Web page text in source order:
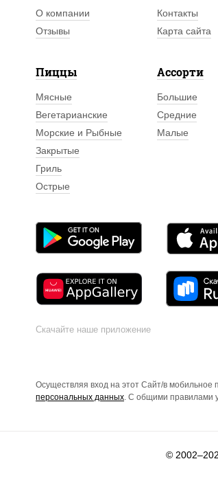
О компании Контакты
Отзывы
Карта сайта
Пиццы
Мясные
Вегетарианские
Морские и Рыбные
Закрытые
Гриль
Острые
Ассорти
Большие
Средние
Малые
Скачайте наше приложение
Осуществляя вход на этот Сайт/в
персональных данных. С общими правилами
©